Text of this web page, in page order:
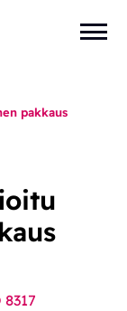
pakkaus